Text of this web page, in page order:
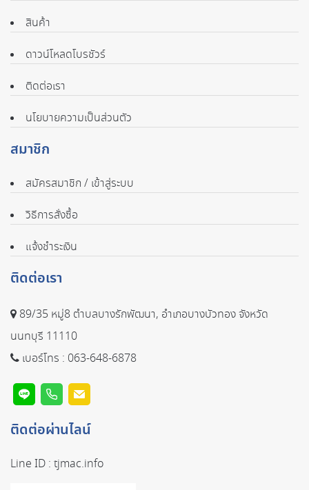
สินค้า
ดาวน์โหลดโบรชัวร์
ติดต่อเรา
นโยบายความเป็นส่วนตัว
สมาชิก
สมัครสมาชิก / เข้าสู่ระบบ
วิธีการสั่งซื้อ
แจ้งชำระเงิน
ติดต่อเรา
89/35 หมู่8 ตำบลบางรักพัฒนา, อำเภอบางบัวทอง จังหวัด
นนทบุรี 11110
เบอร์โทร : 063-648-6878
ติดต่อผ่านไลน์
Line ID : tjmac.info